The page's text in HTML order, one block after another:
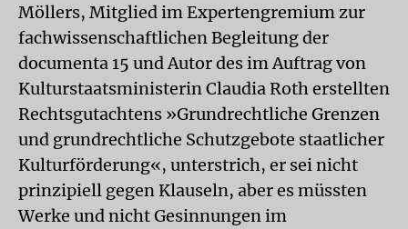
Möllers, Mitglied im Expertengremium zur
fachwissenschaftlichen Begleitung der
documenta 15 und Autor des im Auftrag von
Kulturstaatsministerin Claudia Roth erstellten
Rechtsgutachtens »Grundrechtliche Grenzen
und grundrechtliche Schutzgebote staatlicher
Kulturförderung«, unterstrich, er sei nicht
prinzipiell gegen Klauseln, aber es müssten
Werke und nicht Gesinnungen im